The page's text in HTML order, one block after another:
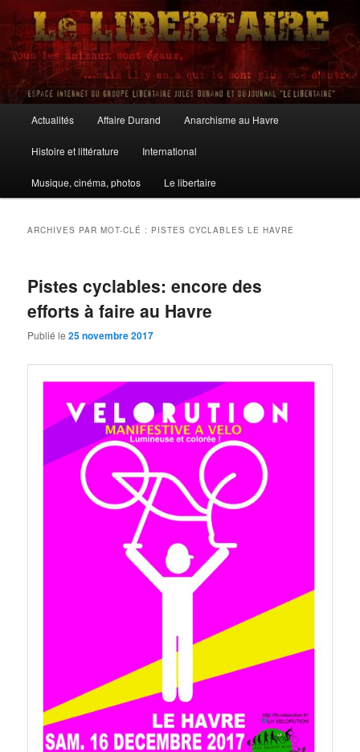
Aller
contenu
principal
Aller
contenu
secondaire
Le Libertaire
principal
Actualités Affaire Durand Anarchisme au Havre
Histoire et littérature International
Musique, cinéma, photos Le libertaire
ARCHIVES PAR MOT-CLÉ : PISTES CYCLABLES LE HAVRE
Pistes cyclables: encore des
efforts à faire au Havre
Publié le25 novembre 2017